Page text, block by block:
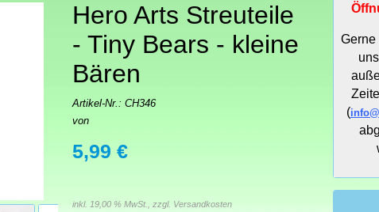
Hero Arts Streuteile
- Tiny Bears - kleine
Bären
Artikel-Nr.: CH346
von
5,99 €
inkl. 19,00 % MwSt., zzgl. Versandkosten
Gerne
(